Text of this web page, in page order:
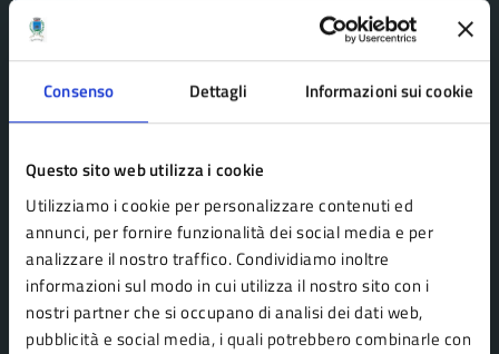
Consenso Dettagli Informazioni sui cookie
Questo sito web utilizza i cookie
Utilizziamo i cookie per personalizzare contenuti ed
annunci, per fornire funzionalità dei social media e per
analizzare il nostro traffico. Condividiamo inoltre
informazioni sul modo in cui utilizza il nostro sito con i
nostri partner che si occupano di analisi dei dati web,
pubblicità e social media, i quali potrebbero combinarle con
Comune di Pavullo nel Frignano
AMMINISTRAZIONE
Organi di governo
Personale amministrativo
Politici
Enti e fondazioni
Uffici
Aree amministrative